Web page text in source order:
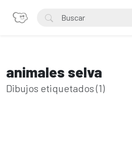
animales selva
Dibujos etiquetados (1)